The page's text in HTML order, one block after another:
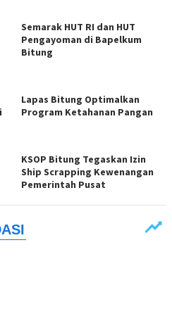
Semarak HUT RI dan HUT
Pengayoman di Bapelkum
Bitung
Lapas Bitung Optimalkan
Program Ketahanan Pangan
KSOP Bitung Tegaskan Izin
Ship Scrapping Kewenangan
Pemerintah Pusat